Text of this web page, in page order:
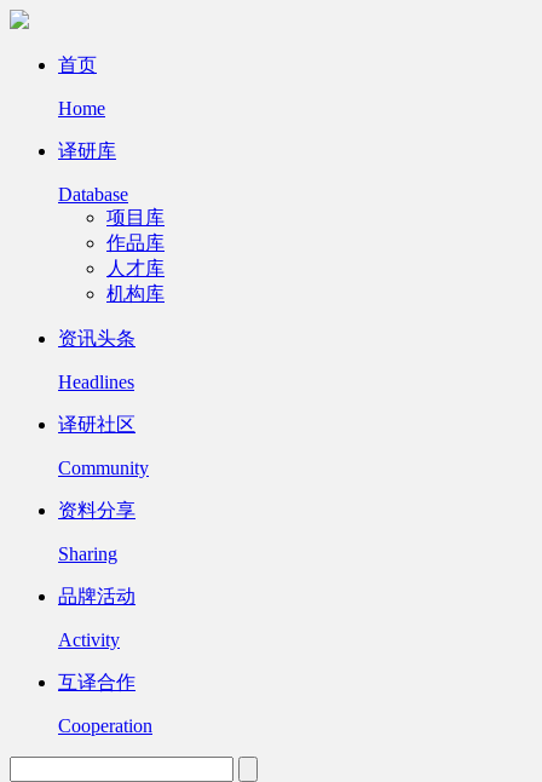
首页
Home
译研库
Database
项目库
作品库
人才库
机构库
资讯头条
Headlines
译研社区
Community
资料分享
Sharing
品牌活动
Activity
互译合作
Cooperation